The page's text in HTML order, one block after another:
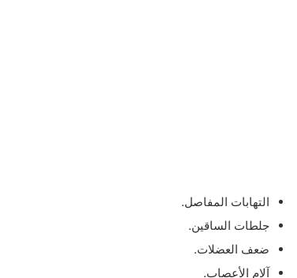
التهابات المفاصل.
جلطات الساقين.
ضعف العضلات.
آلام الأعصاب.